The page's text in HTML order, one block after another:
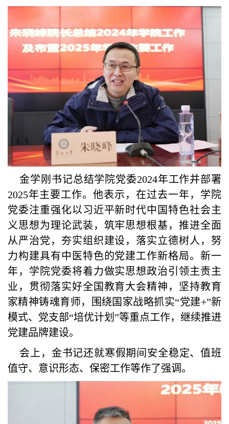
金学刚书记总结学院党委2024年工作并部署
2025年主要工作。他表示，在过去一年，学院
党委注重强化以习近平新时代中国特色社会主
义思想为理论武装，筑牢思想根基，推进全面
从严治党，夯实组织建设，落实立德树人，努
力构建具有中医特色的党建工作新格局。新一
年，学院党委将着力做实思想政治引领主责主
业，贯彻落实好全国教育大会精神，坚持教育
家精神铸魂育师，围绕国家战略抓实“党建+”新
模式、党支部“培优计划”等重点工作，继续推进
党建品牌建设。
会上，金书记还就寒假期间安全稳定、值班
值守、意识形态、保密工作等作了强调。